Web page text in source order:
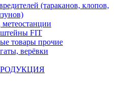
(тараканов, клопов,
FIT
товары прочие
верёвки